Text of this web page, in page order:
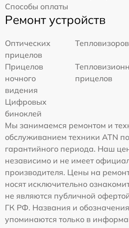
Способы оплаты
Ремонт устройств
Оптических
прицелов
Тепловизоров
Прицелов
ночного
видения
прицелов
Цифровых
биноклей
Мы занимаемся ремонтом и
обслуживанием техники ATN
гарантийного периода. Наш
независимо и не имеет
производителя. Цены на
носят исключительно
не являются публичной
ГК РФ. Названия и
упоминаются только в